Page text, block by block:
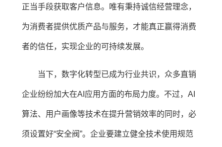
正当手段获取客户信息。唯有秉持诚信经营理念，
为消费者提供优质产品与服务，才能真正赢得消费
者的信任，实现企业的可持续发展。
当下，数字化转型已成为行业共识，众多直销
企业纷纷加大在AI应用方面的布局力度。不过，AI
算法、用户画像等技术在提升营销效率的同时，必
须设置好“安全阀”。企业要建立健全技术使用规范